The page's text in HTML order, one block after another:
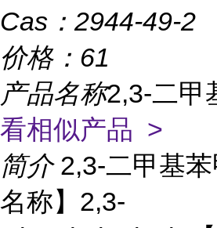
Cas： 2944-49-2
价格： 61
产品名称2,3-二甲
看相似产品 >
简介 2,3-二甲基
名称】2,3-